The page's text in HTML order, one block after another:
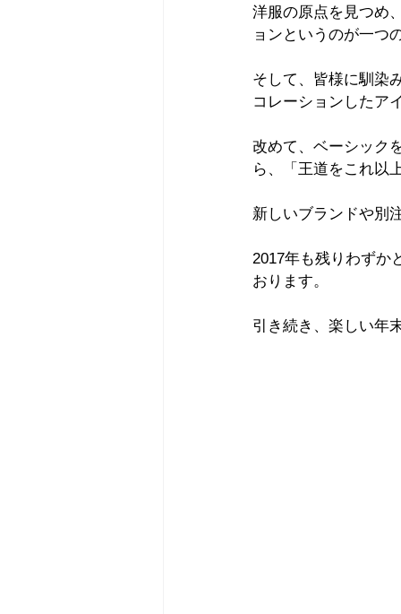
洋服の原点を見つめ
ョンというのが一つ
そして、皆様に馴染
コレーションしたア
改めて、ベーシック
ら、「王道をこれ以
新しいブランドや別
2017年も残りわずか
おります。
引き続き、楽しい年